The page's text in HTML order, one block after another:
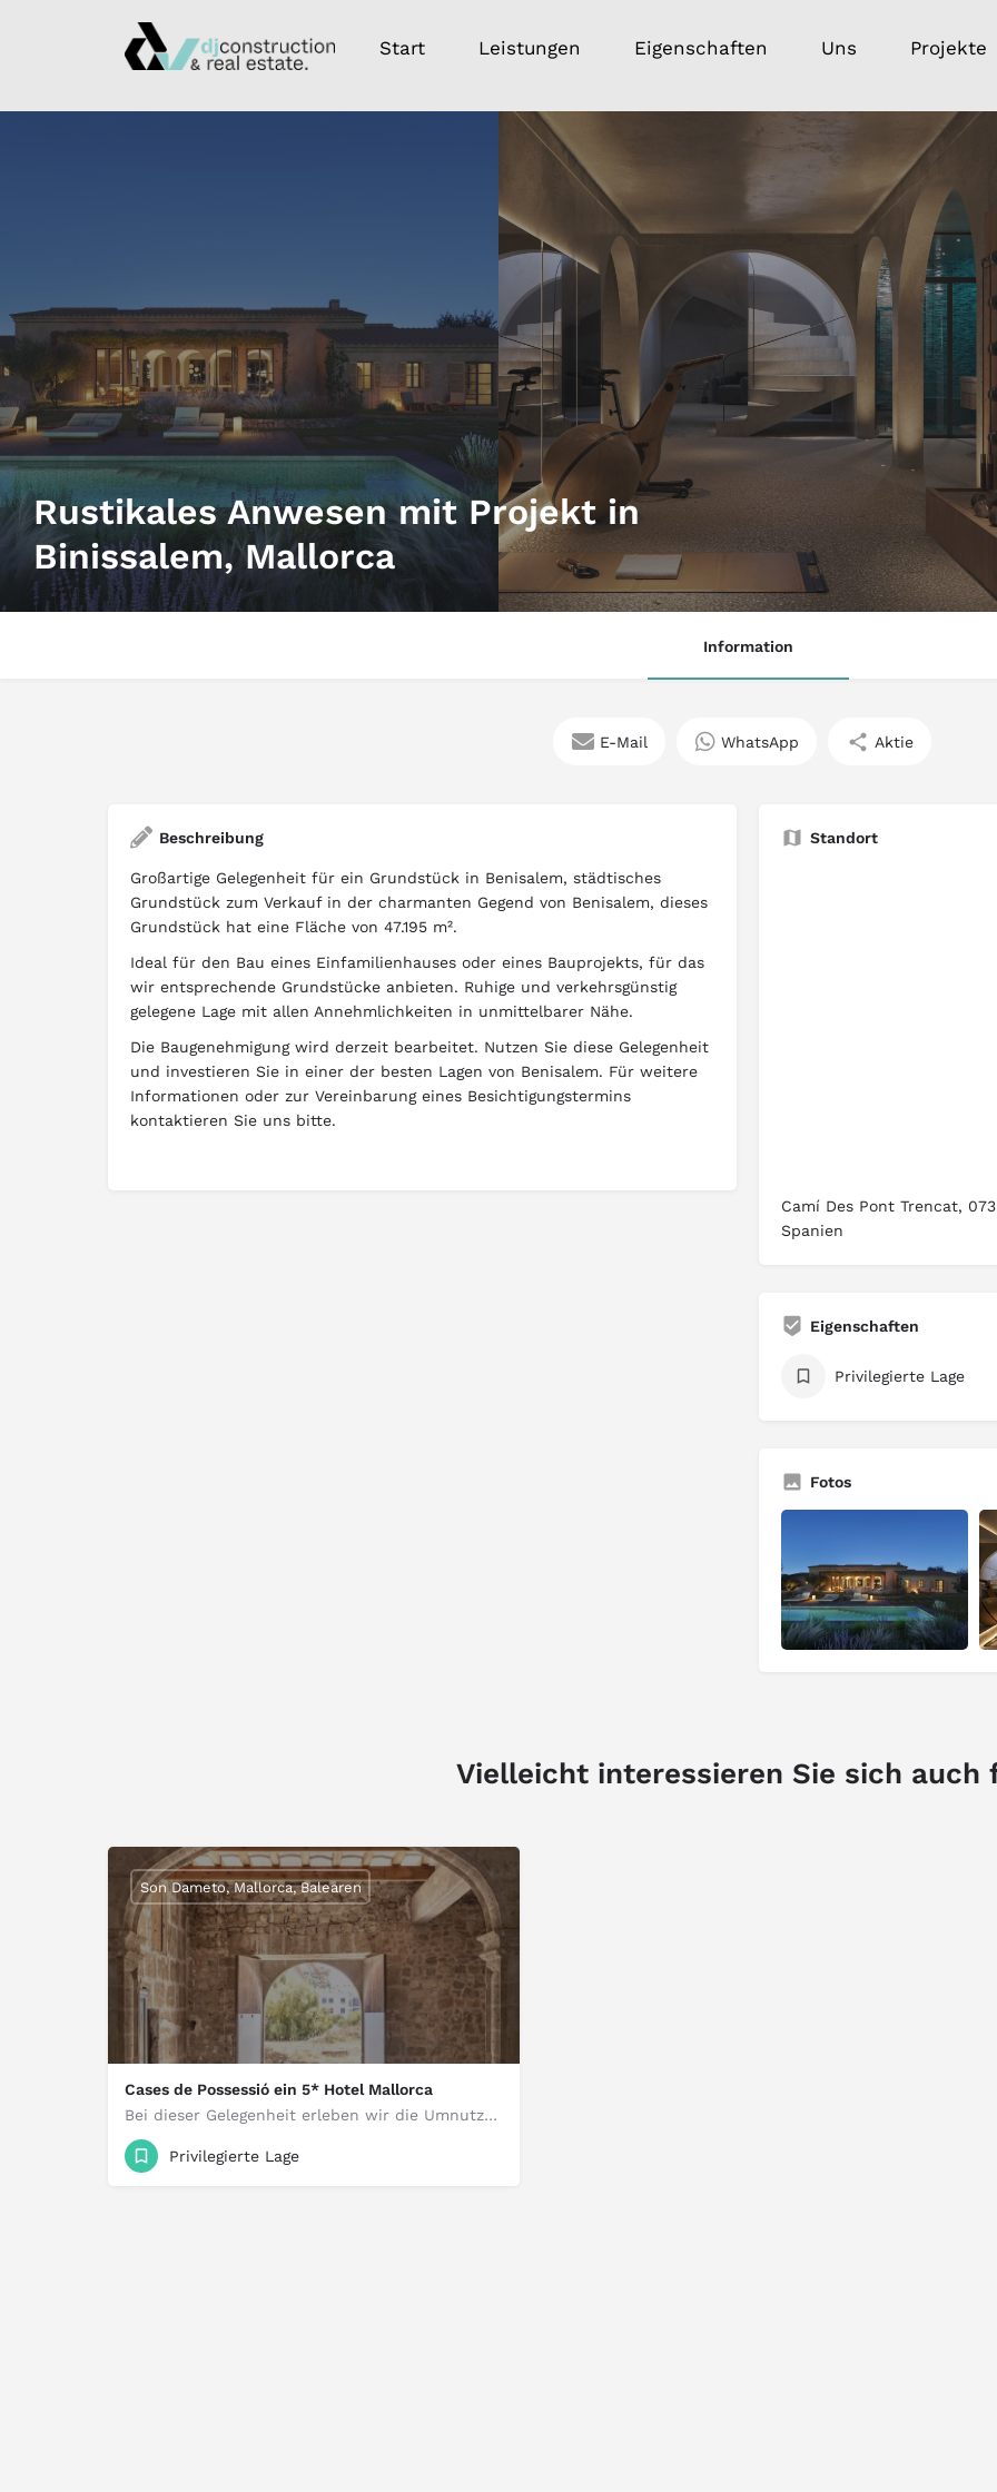
Start Leistungen Eigenschaften Uns Projekte
Rustikales Anwesen mit Projekt in
Binissalem, Mallorca
Information
E-Mail WhatsApp Aktie
Beschreibung
Großartige Gelegenheit für ein Grundstück in Benisalem, städtisches
Grundstück zum Verkauf in der charmanten Gegend von Benisalem, dieses
Grundstück hat eine Fläche von 47.195 m².
Ideal für den Bau eines Einfamilienhauses oder eines Bauprojekts, für das
wir entsprechende Grundstücke anbieten. Ruhige und verkehrsgünstig
gelegene Lage mit allen Annehmlichkeiten in unmittelbarer Nähe.
Die Baugenehmigung wird derzeit bearbeitet. Nutzen Sie diese Gelegenheit
und investieren Sie in einer der besten Lagen von Benisalem. Für weitere
Informationen oder zur Vereinbarung eines Besichtigungstermins
kontaktieren Sie uns bitte.
Standort
Camí Des Pont Trencat,
Spanien
Eigenschaften
Privilegierte Lage
Fotos
Vielleicht interessieren Sie sich auch
Cases de Possessió ein 5* Hotel Mallorca
Bei dieser Gelegenheit erleben wir die Umnutzung der Possession Houses zu einem Fünf-Sterne-Stadthotel…
5.800.000 €
Son Dameto, Mallorca, Balearen
Privilegierte Lage